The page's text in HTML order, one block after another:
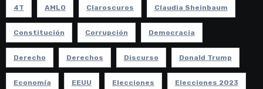
4T AMLO Claroscuros Claudia Sheinbaum
Constitución Corrupción Democracia
Derecho Derechos Discurso Donald Trump
Economía EEUU Elecciones Elecciones 2023